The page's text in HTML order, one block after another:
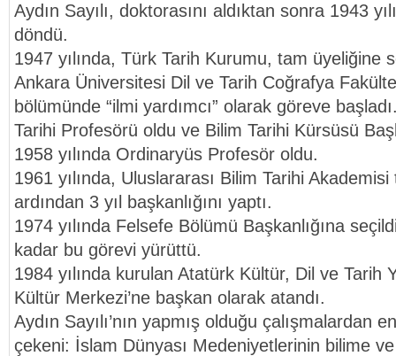
Aydın Sayılı, doktorasını aldıktan sonra 1943
döndü.
1947 yılında, Türk Tarih Kurumu, tam üyeliğine
Ankara Üniversitesi Dil ve Tarih Coğrafya
bölümünde “ilmi yardımcı” olarak göreve
Tarihi Profesörü oldu ve Bilim Tarihi Kürsüsü
1958 yılında Ordinaryüs Profesör oldu.
1961 yılında, Uluslararası Bilim Tarihi
ardından 3 yıl başkanlığını yaptı.
1974 yılında Felsefe Bölümü Başkanlığına
kadar bu görevi yürüttü.
1984 yılında kurulan Atatürk Kültür, Dil ve Tarih
Kültür Merkezi’ne başkan olarak atandı.
Aydın Sayılı’nın yapmış olduğu çalışmalardan
çekeni: İslam Dünyası Medeniyetlerinin bilime